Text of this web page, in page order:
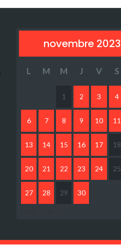
novembre 2023
L M M J V S
1 2 3 4
6 7 8 9 10 11
13 14 15 16 17 18
20 21 22 23 24 25
27 28 29 30